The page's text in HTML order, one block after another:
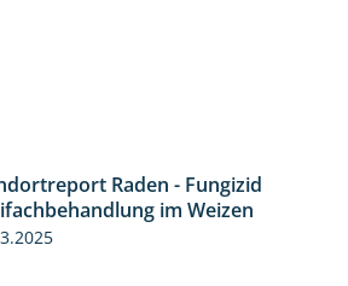
Raden - Fungizid
im Weizen